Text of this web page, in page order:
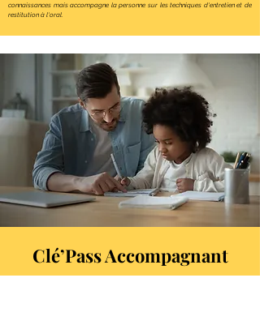
connaissances mais accompagne la personne sur les techniques d'entretien et de
restitution à l'oral.
Clé’Pass Accompagnant